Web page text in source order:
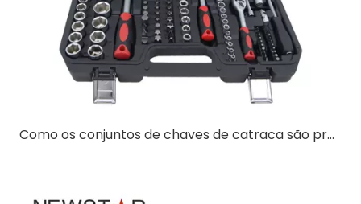
Como os conjuntos de chaves de catraca são protegidos contra corrosão?